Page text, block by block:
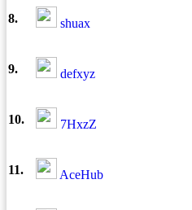
8. shuax
9. defxyz
10. 7HxzZ
11. AceHub